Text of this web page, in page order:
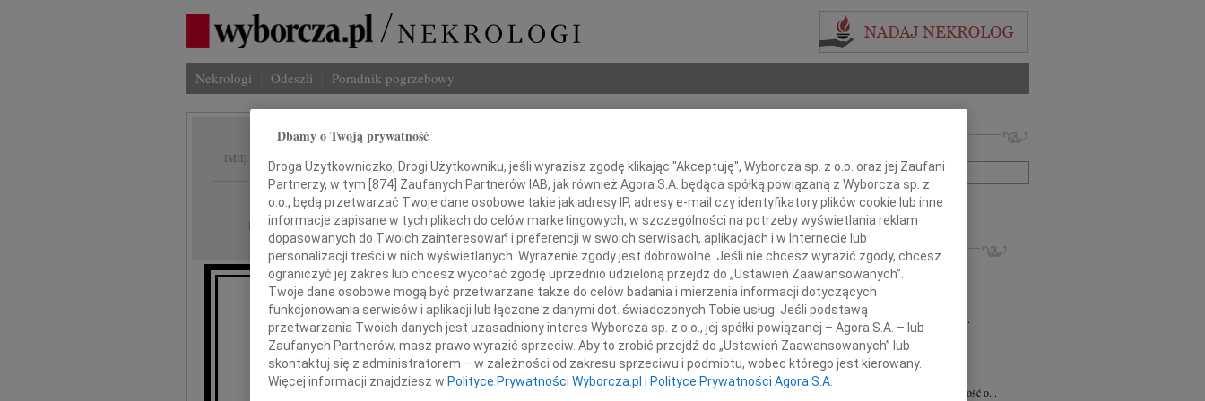
Nekrologi Odeszli Poradnik pogrzebowy
IMIĘ I NAZWISKO: Bohdan Karaś
REGION: Radom
DATA EMISJI: 22.08.2014
Człowiek odchodzi, pamięć zostaje
18 sierpnia 2014 roku niespodziewanie odszedł od Nas
+ szukanie zaawansowane
INNE NEKROLOGI
06.08.2026 Radom
Annie Ciskowskiej wyrazy najgłębszego...
06.08.2026Radom
Sędziemu Marcinowi Kobylskiemu wyrazy...
Zdzisław Maszkiewicz
29.07.2026
Z ogromnym smutkiem i żalem przyjąłem...
Danuta Grabowska
Radom
Z ogromnym smutkiem przyjęliśmy wiadomość o...
Dbamy o Twoją prywatność
Droga Użytkowniczko, Drogi Użytkowniku, jeśli wyrazisz zgodę klikając "Akceptuję", Wyborcza sp. z o.o. oraz jej Zaufani
Partnerzy, w tym [ 874 ] Zaufanych Partnerów IAB, jak również Agora S.A. będąca spółką powiązaną z Wyborcza sp. z
o.o., będą przetwarzać Twoje dane osobowe takie jak adresy IP, adresy e-mail czy identyfikatory plików cookie lub inne
informacje zapisane w tych plikach do celów marketingowych, w szczególności na potrzeby wyświetlania reklam
dopasowanych do Twoich zainteresowań i preferencji w swoich serwisach, aplikacjach i w Internecie lub
personalizacji treści w nich wyświetlanych. Wyrażenie zgody jest dobrowolne. Jeśli nie chcesz wyrazić zgody, chcesz
ograniczyć jej zakres lub chcesz wycofać zgodę uprzednio udzieloną przejdź do „Ustawień Zaawansowanych”.
Twoje dane osobowe mogą być przetwarzane także do celów badania i mierzenia informacji dotyczących
funkcjonowania serwisów i aplikacji lub łączone z danymi dot. świadczonych Tobie usług. Jeśli podstawą
przetwarzania Twoich danych jest uzasadniony interes Wyborcza sp. z o.o., jej spółki powiązanej – Agora S.A. – lub
Zaufanych Partnerów, masz prawo wyrazić sprzeciw. Aby to zrobić przejdź do „Ustawień Zaawansowanych” lub
skontaktuj się z administratorem – w zależności od zakresu sprzeciwu i podmiotu, wobec którego jest kierowany.
Więcej informacji znajdziesz w Polityce Prywatności Wyborcza.pl i Polityce Prywatności Agora S.A.